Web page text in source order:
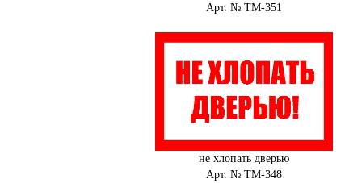
Арт. № ТМ-351
не хлопать дверью
Арт. № ТМ-348